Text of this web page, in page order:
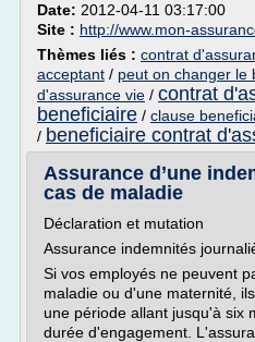
Date: 2012-04-11 03:17:00
Site : http://www.mon-
Thèmes liés : contrat
acceptant / peut on changer le
d'assurance vie / contrat
beneficiaire / clause
/ beneficiaire contrat
Assurance d’une
cas de maladie
Déclaration et mutation
Assurance indemnités
Si vos employés ne peuvent
maladie ou d'une maternité,
une période allant jusqu'à six
durée d'engagement.